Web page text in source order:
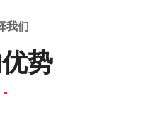
我们
势